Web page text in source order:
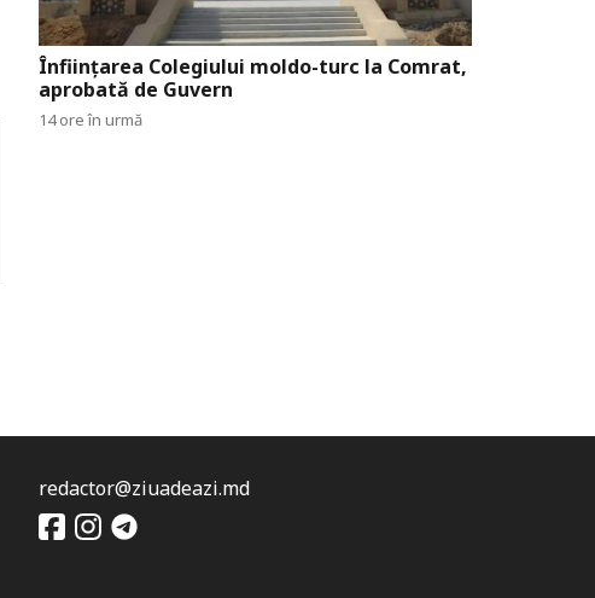
Înființarea Colegiului moldo-turc la Comrat,
aprobată de Guvern
14 ore în urmă
redactor@ziuadeazi.md